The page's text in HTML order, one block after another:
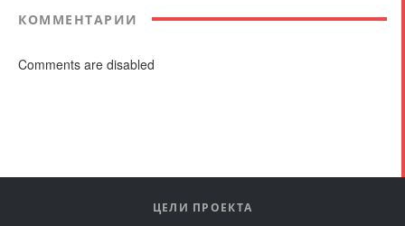
КОММЕНТАРИИ
Comments are disabled
ЦЕЛИ ПРОЕКТА